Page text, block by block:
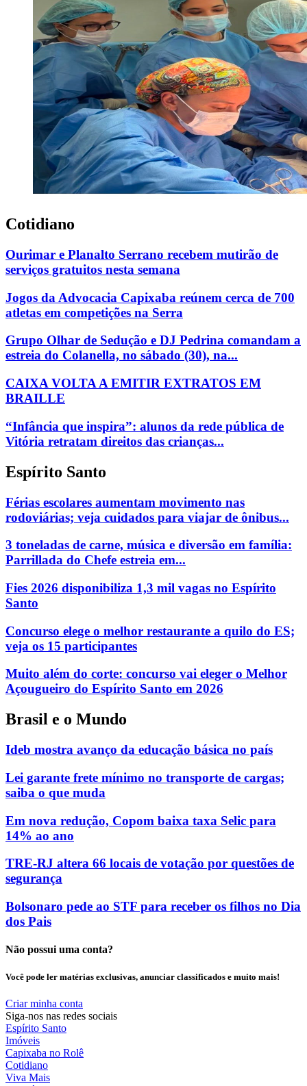
Cotidiano
Ourimar e Planalto Serrano recebem mutirão de
serviços gratuitos nesta semana
Jogos da Advocacia Capixaba reúnem cerca de 700
atletas em competições na Serra
Grupo Olhar de Sedução e DJ Pedrina comandam a
estreia do Colanella, no sábado (30), na...
CAIXA VOLTA A EMITIR EXTRATOS EM
BRAILLE
“Infância que inspira”: alunos da rede pública de
Vitória retratam direitos das crianças...
Espírito Santo
Férias escolares aumentam movimento nas
rodoviárias; veja cuidados para viajar de ônibus...
3 toneladas de carne, música e diversão em família:
Parrillada do Chefe estreia em...
Fies 2026 disponibiliza 1,3 mil vagas no Espírito
Santo
Concurso elege o melhor restaurante a quilo do ES;
veja os 15 participantes
Muito além do corte: concurso vai eleger o Melhor
Açougueiro do Espírito Santo em 2026
Brasil e o Mundo
Ideb mostra avanço da educação básica no país
Lei garante frete mínimo no transporte de cargas;
saiba o que muda
Em nova redução, Copom baixa taxa Selic para
14% ao ano
TRE-RJ altera 66 locais de votação por questões de
segurança
Bolsonaro pede ao STF para receber os filhos no Dia
dos Pais
Não possui uma conta?
Você pode ler matérias exclusivas, anunciar classificados e muito mais!
Criar minha conta
Siga-nos nas redes sociais
Espírito Santo
Imóveis
Capixaba no Rolê
Cotidiano
Viva Mais